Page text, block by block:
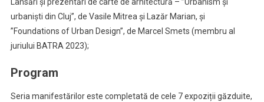
Lansări și prezentări de carte de arhitectură – ”Urbanism și
urbaniști din Cluj”, de Vasile Mitrea și Lazăr Marian, și
”Foundations of Urban Design”, de Marcel Smets (membru al
juriului BATRA 2023);
Program
Seria manifestărilor este completată de cele 7 expoziții găzduite,